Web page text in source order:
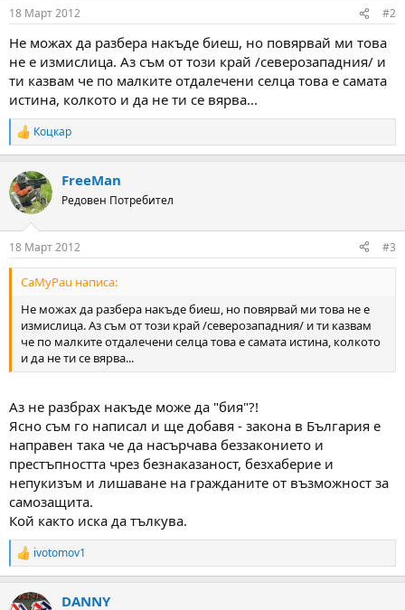
s
18 Март 2012 #2
Не можах да разбера накъде биеш, но повярвай ми това
не е измислица. Аз съм от този край /северозападния/ и
ти казвам че по малките отдалечени селца това е самата
истина, колкото и да не ти се вярва...
R
e
c
t
i
s
:
Коцкар
FreeMan
Редовен Потребител
18 Март 2012 #3
CaMyPau написа:
Не можах да разбера накъде биеш, но повярвай ми това не е
измислица. Аз съм от този край /северозападния/ и ти казвам
че по малките отдалечени селца това е самата истина, колкото
и да не ти се вярва...
Аз не разбрах накъде може да "бия"?!
Ясно съм го написал и ще добавя - закона в България е
направен така че да насърчава беззаконието и
престъпността чрез безнаказаност, безхаберие и
непукизъм и лишаване на гражданите от възможност за
самозащита.
Кой както иска да тълкува.
R
e
c
ivotomov1
DANNY